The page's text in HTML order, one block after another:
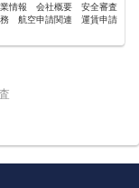
情報 会社概要
安全審査
航空申請関連 運賃申請